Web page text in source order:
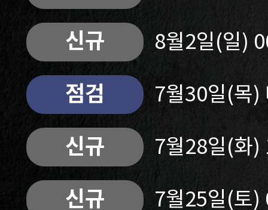
신규 8월2일(일)
점검 7월30일(목)
신규 7월28일(화
신규 7월25일(토